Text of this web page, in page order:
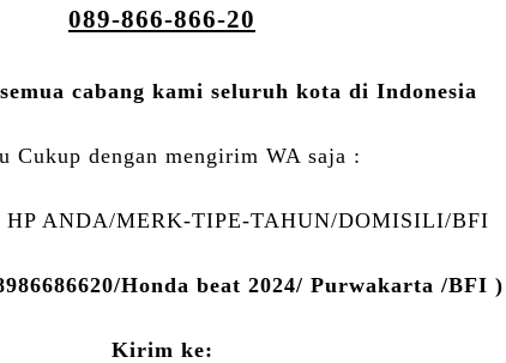
089-866-866-20
cabang kami seluruh kota di Indonesia
Cukup dengan mengirim WA saja :
ANDA/MERK-TIPE-TAHUN/DOMISILI/BFI
Honda beat 2024/ Purwakarta /BFI )
Kirim ke: